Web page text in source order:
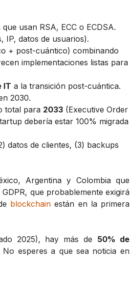
usan RSA, ECC o ECDSA.
IP, datos de usuarios).
+ post-cuántico) combinando
implementaciones listas para
IT a la transición post-cuántica.
2030.
total para 2033 (Executive Order
debería estar 100% migrada
datos de clientes, (3) backups
Argentina y Colombia que
que probablemente exigirá
blockchain están en la primera
2025), hay más de 50% de
esperes a que sea noticia en